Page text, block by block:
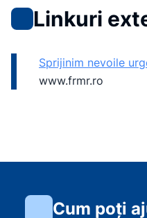
Linkuri
Sprijinim nevoile
www.frmr.ro
Cum poți